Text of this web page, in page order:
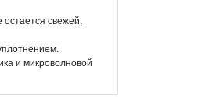
свежей,
и микроволновой